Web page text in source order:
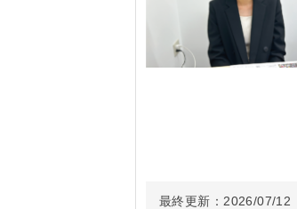
最終更新： 2026/07/12